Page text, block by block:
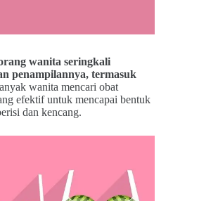
wanita seringkali
penampilannya, termasuk
wanita mencari obat
efektif untuk mencapai bentuk
dan kencang.